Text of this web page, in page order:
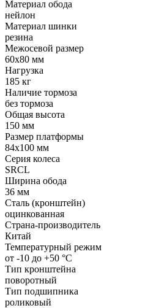
Материал обода
нейлон
Материал шинки
резина
Межосевой размер
60x80 мм
Нагрузка
185 кг
Наличие тормоза
без тормоза
Общая высота
150 мм
Размер платформы
84x100 мм
Серия колеса
SRCL
Ширина обода
36 мм
Сталь (кронштейн)
оцинкованная
Страна-производитель
Китай
Температурный режим
от -10 до +50 °С
Тип кронштейна
поворотный
Тип подшипника
роликовый